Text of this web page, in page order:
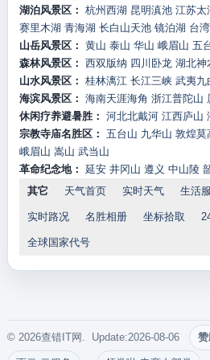
湖泊风景区： 杭州西湖 昆明滇池 江苏太
赛里木湖 青海湖 长白山天池 镜泊湖 台
山岳风景区： 黄山 泰山 华山 峨眉山 五
森林风景区： 西双版纳 四川卧龙 湖北神
山水风景区： 桂林漓江 长江三峡 武夷九
海滨风景区： 海南天涯海角 浙江普陀山
休闲疗养避暑胜： 河北北戴河 江西庐山
宗教寺庙名胜区： 五台山 九华山 敦煌莫
峨眉山 嵩山 武当山
革命纪念地： 延安 井冈山 遵义 中山陵
其它
天气首页 实时天气 生活
实时路况 名胜相册 坐标拾取
全球国家代号
© 2026查错IT网. Update:2026-08-06